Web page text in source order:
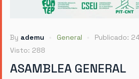
By ademu General
Publicado:
Visto: 288
ASAMBLEA GENERAL